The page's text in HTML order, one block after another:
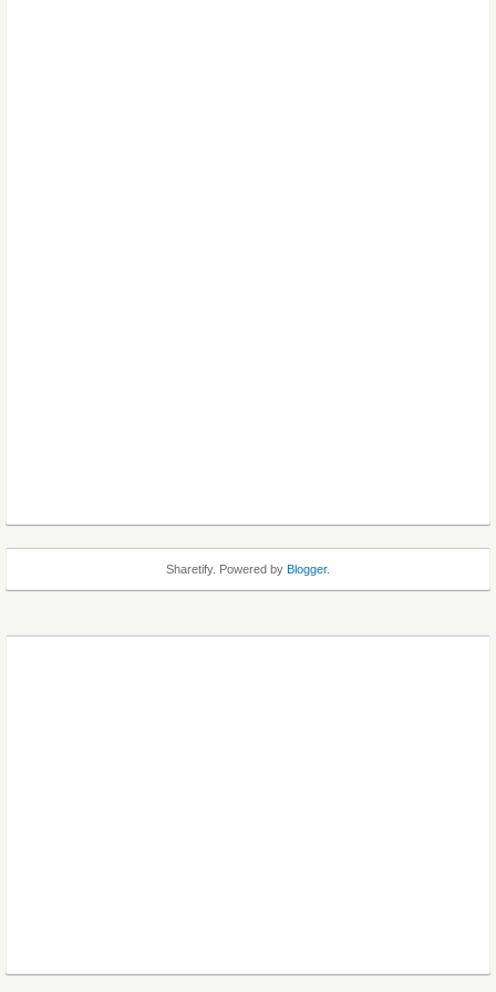
Sharetify. Powered by Blogger.